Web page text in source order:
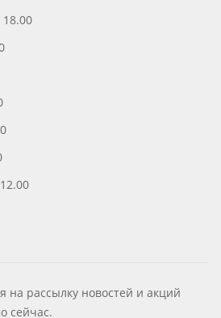
на рассылку новостей и акций
сейчас.